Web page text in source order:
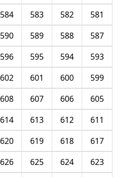
581
582
583
584
587
588
589
590
593
594
595
596
599
600
601
602
605
606
607
608
611
612
613
614
617
618
619
620
623
624
625
626